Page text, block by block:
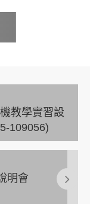
教學實習設
109056)
明會